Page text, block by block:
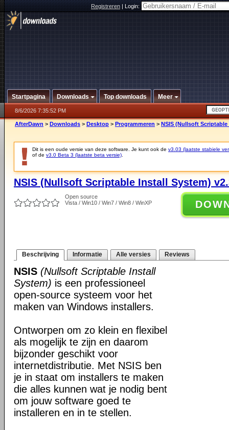
Registreren|Login:
Startpagina Downloads Top downloads Meer
8/6/2026 7:35:52 PM
AfterDawn > Downloads > Desktop > Programmeren > NSIS (Nullsoft
Dit is een oude versie van deze software. Je kunt ook de v3.03 (laatste stabiele
of de v3.0 Beta 3 (laatste beta versie)
NSIS (Nullsoft Scriptable Install System)
Open source
Vista / Win10 / Win7 / Win8 / WinXP
Beschrijving Informatie Alle versies Reviews
NSIS (Nullsoft Scriptable Install
System) is een professioneel
open-source systeem voor het
maken van Windows installers.
Ontworpen om zo klein en flexibel
als mogelijk te zijn en daarom
bijzonder geschikt voor
internetdistributie. Met NSIS ben
je in staat om installers te maken
die alles kunnen wat je nodig bent
om jouw software goed te
installeren en in te stellen.